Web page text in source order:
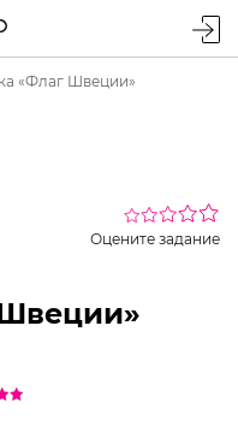
«Флаг Швеции»
Оцените задание